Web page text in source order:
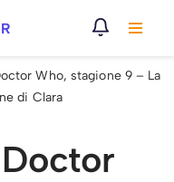
Who, stagione 9 – La
di Clara